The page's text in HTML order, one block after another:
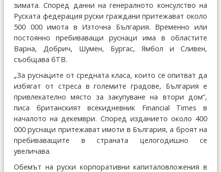
зимата. Според данни на генералното консулство на
Руската федерация руски граждани притежават около
500 000 имота в Източна България. Временно или
постоянно пребиваващи руснаци има в областите
Варна, Добрич, Шумен, Бургас, Ямбол и Сливен,
съобщава бТВ.
„За руснаците от средната класа, които се опитват да
избягат от стреса в големите градове, България е
привлекателно място за закупуване на втори дом“,
писа британският всекидневник Financial Times в
началото на декември. Според изданието около 400
000 руснаци притежават имоти в България, а броят на
пребиваващите в страната целогодишно се
увеличава.
Обемът на руски корпоративни капиталовложения в